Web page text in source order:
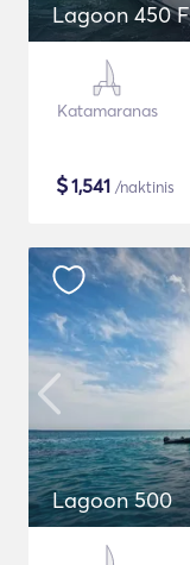
Lagoon 450 F
Katamaranas
$1,541 /naktinis
Lagoon 500